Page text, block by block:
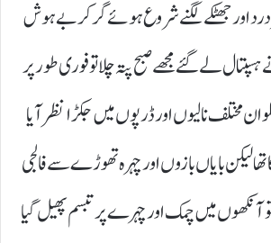
درد اور جھٹکے لگنے شروع ہوئے گر کر بے ہوش
لے گئے مجھے صبح پتہ چلا تو فوری طور پر
مختلف نالیوں اور ڈرپوں میں جکڑا نظر آیا
لیکن بایاں بازوں اور چہرہ تھوڑے سے فالجی
آنکھوں میں چمک اور چہرے پر تبسم پھیل گیا